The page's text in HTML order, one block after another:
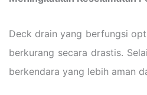
Deck drain yang berfungsi
berkurang secara drastis.
berkendara yang lebih aman